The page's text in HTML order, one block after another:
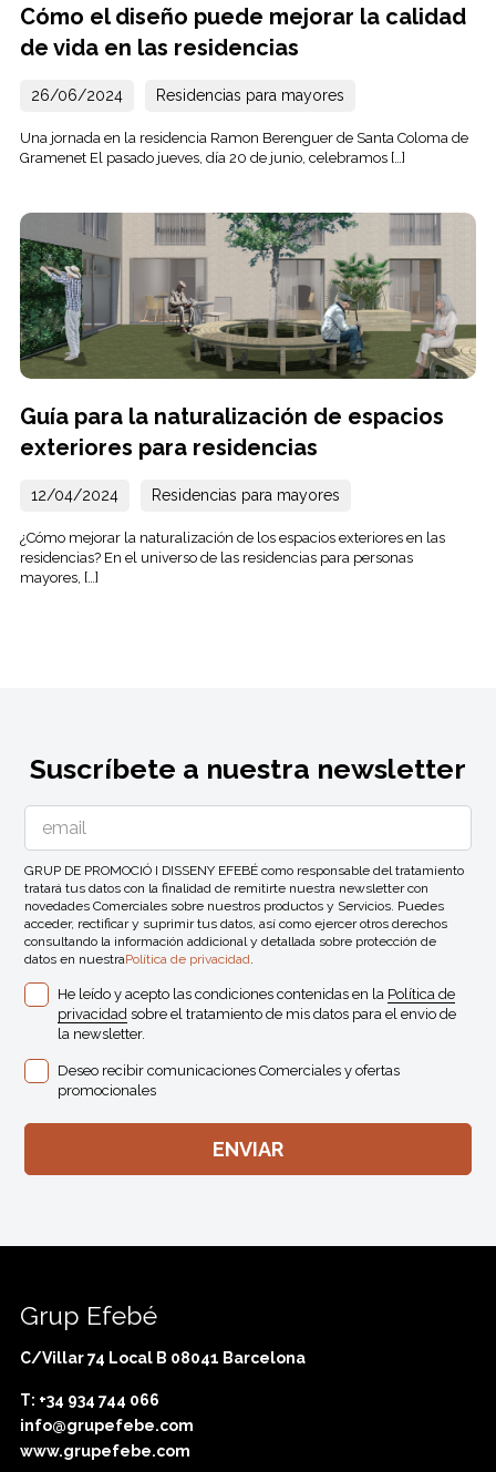
Cómo el diseño puede mejorar la calidad
de vida en las residencias
26/06/2024 Residencias para mayores
Una jornada en la residencia Ramon Berenguer de Santa Coloma de
Gramenet El pasado jueves, día 20 de junio, celebramos […]
Guía para la naturalización de espacios
exteriores para residencias
12/04/2024 Residencias para mayores
¿Cómo mejorar la naturalización de los espacios exteriores en las
residencias? En el universo de las residencias para personas
mayores, […]
Suscríbete a nuestra newsletter
GRUP DE PROMOCIÓ I DISSENY EFEBÉ como responsable del tratamiento
tratará tus datos con la finalidad de remitirte nuestra newsletter con
novedades Comerciales sobre nuestros productos y Servicios. Puedes
acceder, rectificar y suprimir tus datos, así como ejercer otros derechos
consultando la información addicional y detallada sobre protección de
datos en nuestraPolítica de privacidad.
He leído y acepto las condiciones contenidas en la Política de
privacidad sobre el tratamiento de mis datos para el envio de
la newsletter.
Deseo recibir comunicaciones Comerciales y ofertas
promocionales
Grup Efebé
C/Villar 74 Local B 08041 Barcelona
T: +34 934 744 066
info@grupefebe.com
www.grupefebe.com